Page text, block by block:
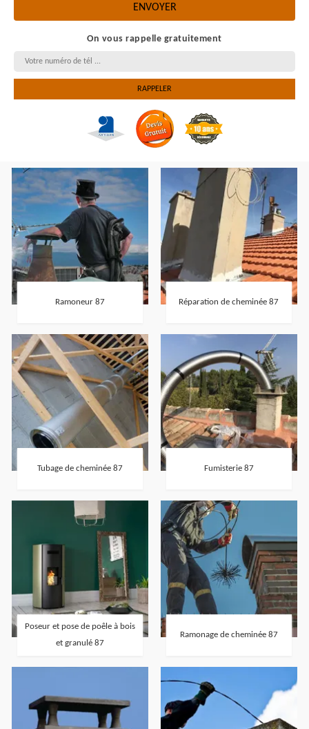
On vous rappelle gratuitement
Ramoneur 87 Réparation de cheminée 87
Tubage de cheminée 87 Fumisterie 87
Poseur et pose de poêle à bois
et granulé 87
Ramonage de cheminée 87